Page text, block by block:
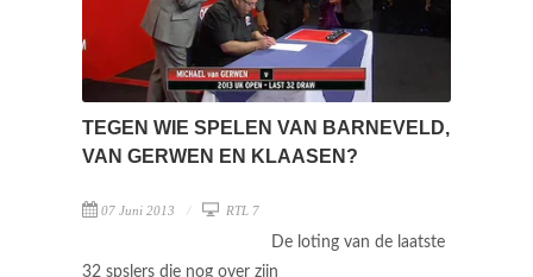
TEGEN WIE SPELEN VAN BARNEVELD,
VAN GERWEN EN KLAASEN?
07 Juni 2013 RTL 7
De loting van de laatste
32 spslers die nog over zijn